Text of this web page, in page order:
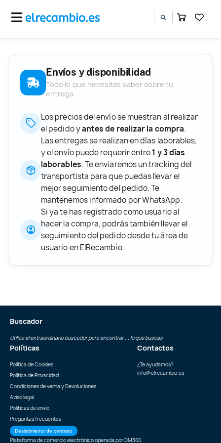
Envíos y disponibilidad
Todo lo que necesitas saber sobre tu
entrega
Los precios del envío se muestran al realizar
el pedido yantes de realizar la compra.
Las entregas se realizan en días laborables,
y el envío puede requerir entre1 y 3 días
laborables. Te enviaremos un tracking del
transportista para que puedas llevar el
mejor seguimiento del pedido. Te
mantenemos informado por WhatsApp.
Si ya te has registrado como usuario al
hacer la compra, podrás también llevar el
seguimiento del pedido desde tu área de
usuario en ElRecambio.
Buscador
Utiliza el extraordinario buscador para encontrar ... lo que buscas
Políticas
Política de Cookies
Política de Privacidad
Condiciones de venta y Devoluciones
Aviso legal
Políticas de envío
Preguntas frecuentes
Desistimiento de contrato
Contactos
¿Te ayudamos?
info@elrecambio.es
Plataforma de comercio electrónico operada porDM360